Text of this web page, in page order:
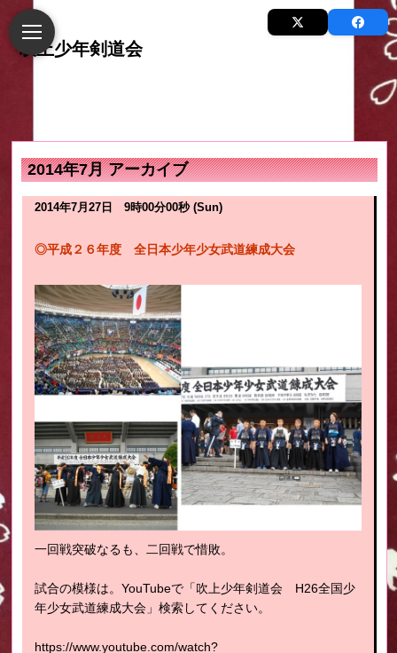
2014年7月 アーカイブ
2014年7月27日 9時00分00秒 (Sun)
◎平成２６年度 全日本少年少女武道練成大会
一回戦突破なるも、二回戦で惜敗。
試合の模様は。YouTubeで「吹上少年剣道会 H26全国少
年少女武道練成大会」検索してください。
https://www.youtube.com/watch?